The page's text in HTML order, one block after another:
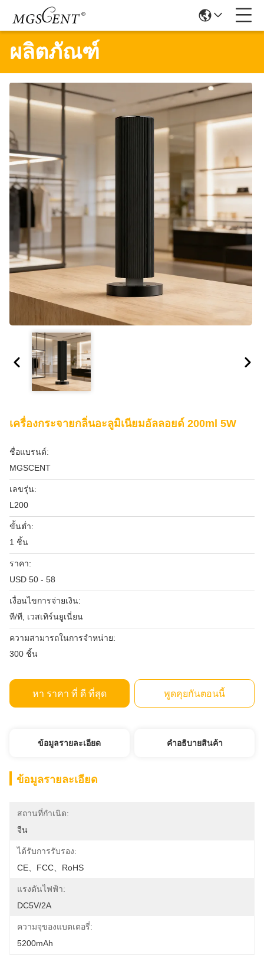
ผลิตภัณฑ์
เครื่องกระจายกลิ่นอะลูมิเนียมอัลลอยด์ 200ml 5W
ชื่อแบรนด์:
MGSCENT
เลขรุ่น:
L200
ขั้นต่ำ:
1 ชิ้น
ราคา:
USD 50 - 58
เงื่อนไขการจ่ายเงิน:
ที/ที, เวสเทิร์นยูเนี่ยน
ความสามารถในการจําหน่าย:
300 ชิ้น
หา ราคา ที่ ดี ที่สุด พูดคุยกันตอนนี้
ข้อมูลรายละเอียด คําอธิบายสินค้า
ข้อมูลรายละเอียด
สถานที่กำเนิด:
จีน
ได้รับการรับรอง:
CE、FCC、RoHS
แรงดันไฟฟ้า:
DC5V/2A
ความจุของแบตเตอรี่:
5200mAh